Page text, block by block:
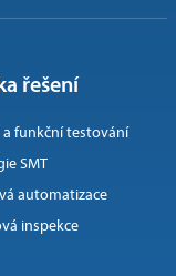
řešení
a funkční testování
SMT
automatizace
inspekce